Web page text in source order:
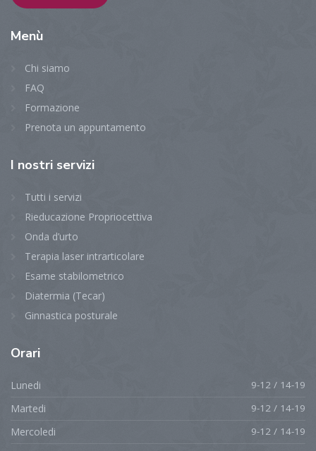
Menù
Chi siamo
FAQ
Formazione
Prenota un appuntamento
I nostri servizi
Tutti i servizi
Rieducazione Propriocettiva
Onda d’urto
Terapia laser intrarticolare
Esame stabilometrico
Diatermia (Tecar)
Ginnastica posturale
Orari
Lunedi 9-12 / 14-19
Martedi 9-12 / 14-19
Mercoledi 9-12 / 14-19